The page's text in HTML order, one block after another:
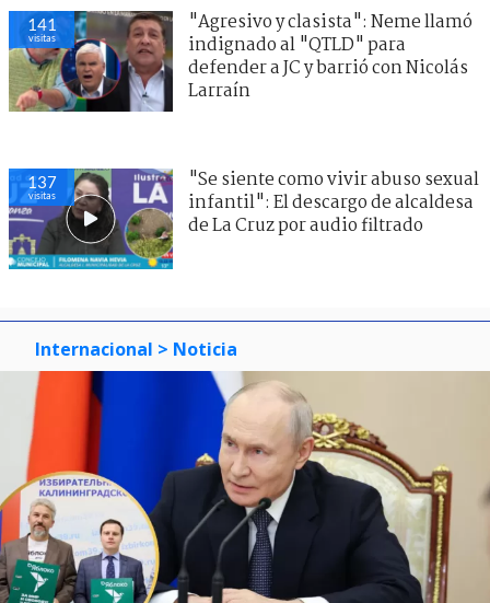
141
visitas
"Agresivo y clasista": Neme llamó
indignado al "QTLD" para
defender a JC y barrió con Nicolás
Larraín
137
visitas
"Se siente como vivir abuso sexual
infantil": El descargo de alcaldesa
de La Cruz por audio filtrado
Internacional > Noticia